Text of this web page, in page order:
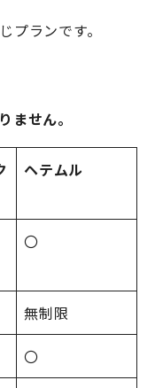
プランです。
ません。
ヘテムル
〇
無制限
〇